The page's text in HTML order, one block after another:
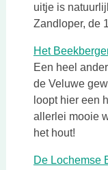
uitje is
Zandloper, de
Het
Een heel
de Veluwe
loopt hier een
allerlei mooie
het hout!
De Lochemse